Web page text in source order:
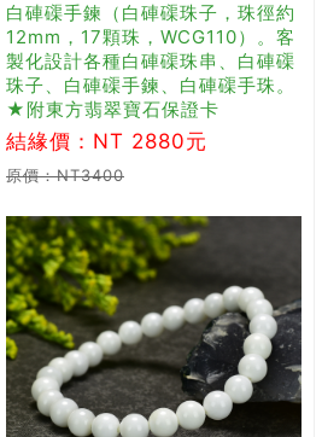
白硨磲手鍊（白硨磲珠子，珠徑約
12mm，17顆珠，WCG110）。客
製化設計各種白硨磲珠串、白硨磲
珠子、白硨磲手鍊、白硨磲手珠。
★附東方翡翠寶石保證卡
結緣價：NT 2880元
原價：NT3400